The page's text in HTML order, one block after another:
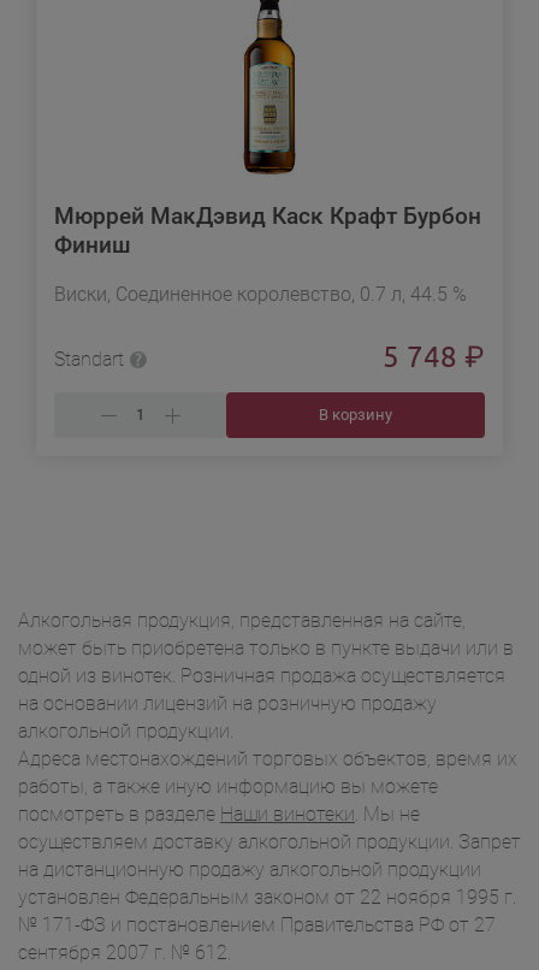
Мюррей МакДэвид Каск Крафт Бурбон
Финиш
Виски, Соединенное королевство, 0.7 л, 44.5 %
Standart 5 748 ₽
В корзину
Алкогольная продукция, представленная на сайте,
может быть приобретена только в пункте выдачи или в
одной из винотек. Розничная продажа осуществляется
на основании лицензий на розничную продажу
алкогольной продукции.
Адреса местонахождений торговых объектов, время их
работы, а также иную информацию вы можете
посмотреть в разделе Наши винотеки. Мы не
осуществляем доставку алкогольной продукции. Запрет
на дистанционную продажу алкогольной продукции
установлен Федеральным законом от 22 ноября 1995 г.
№ 171-ФЗ и постановлением Правительства РФ от 27
сентября 2007 г. № 612.